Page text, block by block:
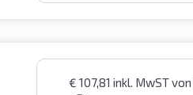
€ 107,81 inkl. MwSTvon